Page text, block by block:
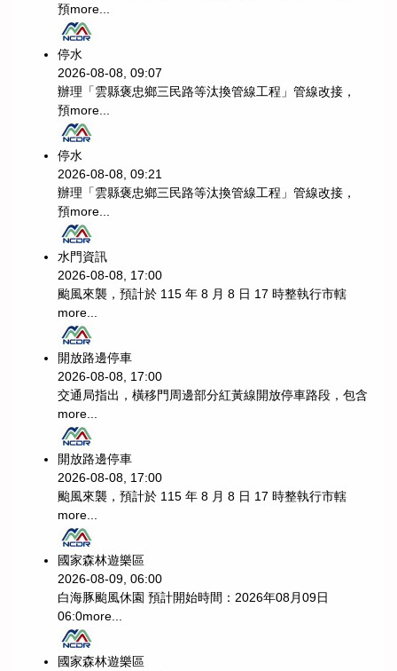
預more...
停水
2026-08-08, 09:07
辦理「雲縣褒忠鄉三民路等汰換管線工程」管線改接，
預more...
停水
2026-08-08, 09:21
辦理「雲縣褒忠鄉三民路等汰換管線工程」管線改接，
預more...
水門資訊
2026-08-08, 17:00
颱風來襲，預計於 115 年 8 月 8 日 17 時整執行市轄
more...
開放路邊停車
2026-08-08, 17:00
交通局指出，橫移門周邊部分紅黃線開放停車路段，包含
more...
開放路邊停車
2026-08-08, 17:00
颱風來襲，預計於 115 年 8 月 8 日 17 時整執行市轄
more...
國家森林遊樂區
2026-08-09, 06:00
白海豚颱風休園 預計開始時間：2026年08月09日
06:0more...
國家森林遊樂區